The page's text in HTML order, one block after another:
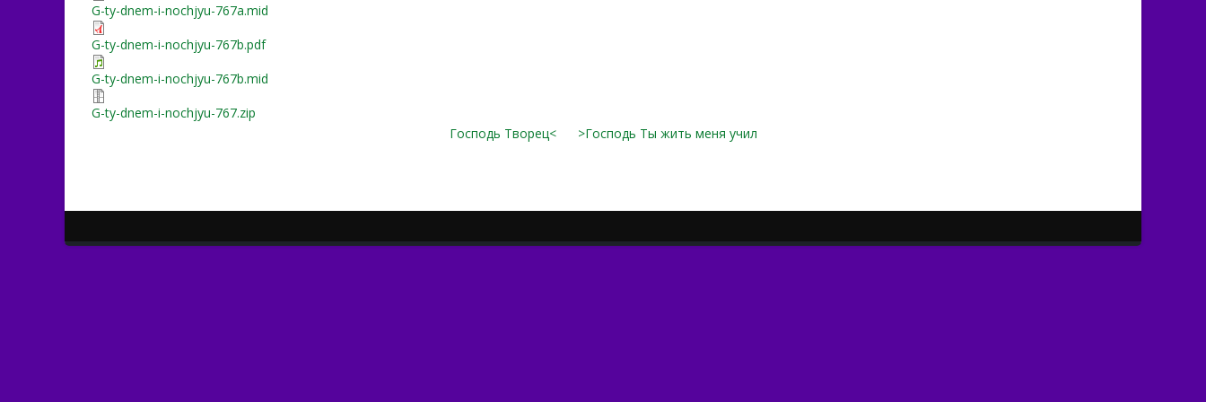
G-ty-dnem-i-nochjyu-767a.mid
G-ty-dnem-i-nochjyu-767b.pdf
G-ty-dnem-i-nochjyu-767b.mid
G-ty-dnem-i-nochjyu-767.zip
Господь Творец<
>Господь Ты жить меня учил